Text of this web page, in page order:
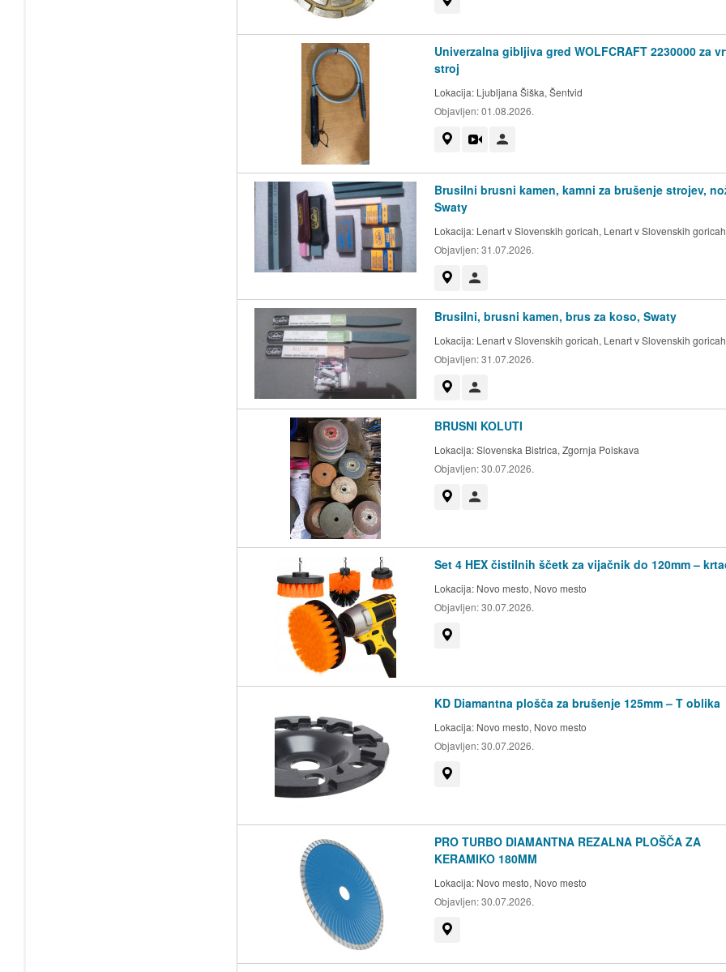
Univerzalna gibljiva gred WOLFCRAFT 2230000 za
stroj
Lokacija: Ljubljana Šiška, Šentvid
Objavljen:01.08.2026.
Brusilni brusni kamen, kamni za brušenje strojev,
Swaty
Lokacija: Lenart v Slovenskih goricah, Lenart v Slovenskih goricah
Objavljen:31.07.2026.
Brusilni, brusni kamen, brus za koso, Swaty
Lokacija: Lenart v Slovenskih goricah, Lenart v Slovenskih goricah
Objavljen:31.07.2026.
BRUSNI KOLUTI
Lokacija:Slovenska Bistrica, Zgornja Polskava
Objavljen:30.07.2026.
Set 4 HEX čistilnih ščetk za vijačnik do 120mm –
Lokacija: Novo mesto, Novo mesto
Objavljen:30.07.2026.
KD Diamantna plošča za brušenje 125mm – T oblika
Lokacija: Novo mesto, Novo mesto
Objavljen:30.07.2026.
PRO TURBO DIAMANTNA REZALNA PLOŠČA ZA
KERAMIKO 180MM
Lokacija: Novo mesto, Novo mesto
Objavljen:30.07.2026.